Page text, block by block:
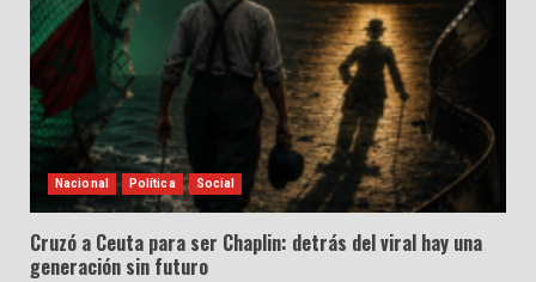
Nacional Política Social
Cruzó a Ceuta para ser Chaplin: detrás del viral hay una
generación sin futuro